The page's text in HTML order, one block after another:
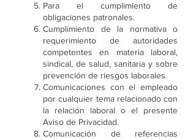
Para el cumplimiento de
obligaciones patronales.
Cumplimiento de la normativa o
requerimiento de autoridades
competentes en materia laboral,
sindical, de salud, sanitaria y sobre
prevención de riesgos laborales.
Comunicaciones con el empleado
por cualquier tema relacionado con
la relación laboral o el presente
Aviso de Privacidad.
Comunicación de referencias